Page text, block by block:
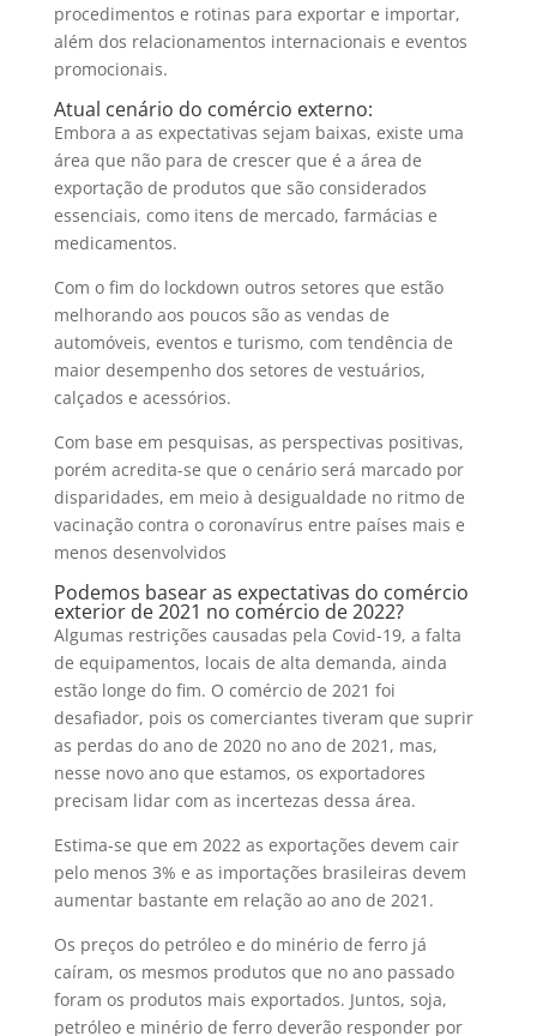
procedimentos e rotinas para exportar e importar,
além dos relacionamentos internacionais e eventos
promocionais.
Atual cenário do comércio externo:
Embora a as expectativas sejam baixas, existe uma
área que não para de crescer que é a área de
exportação de produtos que são considerados
essenciais, como itens de mercado, farmácias e
medicamentos.
Com o fim do lockdown outros setores que estão
melhorando aos poucos são as vendas de
automóveis, eventos e turismo, com tendência de
maior desempenho dos setores de vestuários,
calçados e acessórios.
Com base em pesquisas, as perspectivas positivas,
porém acredita-se que o cenário será marcado por
disparidades, em meio à desigualdade no ritmo de
vacinação contra o coronavírus entre países mais e
menos desenvolvidos
Podemos basear as expectativas do comércio
exterior de 2021 no comércio de 2022?
Algumas restrições causadas pela Covid-19, a falta
de equipamentos, locais de alta demanda, ainda
estão longe do fim. O comércio de 2021 foi
desafiador, pois os comerciantes tiveram que suprir
as perdas do ano de 2020 no ano de 2021, mas,
nesse novo ano que estamos, os exportadores
precisam lidar com as incertezas dessa área.
Estima-se que em 2022 as exportações devem cair
pelo menos 3% e as importações brasileiras devem
aumentar bastante em relação ao ano de 2021.
Os preços do petróleo e do minério de ferro já
caíram, os mesmos produtos que no ano passado
foram os produtos mais exportados. Juntos, soja,
petróleo e minério de ferro deverão responder por